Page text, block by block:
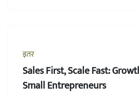
इतर
Sales First, Scale Fast:
Small Entrepreneurs